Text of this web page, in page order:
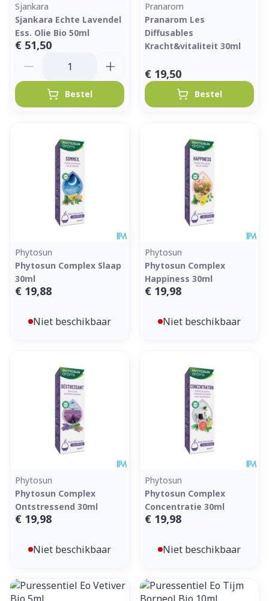
Sjankara
Sjankara Echte Lavendel
Ess. Olie Bio 50ml
€ 51,50
Bestel
Pranarom
Pranarom Les
Diffusables
Kracht&vitaliteit 30ml
€ 19,50
Bestel
Phytosun
Phytosun Complex Slaap
30ml
€ 19,88
Niet beschikbaar
Phytosun
Phytosun Complex
Happiness 30ml
€ 19,98
Niet beschikbaar
Phytosun
Phytosun Complex
Ontstressend 30ml
€ 19,98
Niet beschikbaar
Phytosun
Phytosun Complex
Concentratie 30ml
€ 19,98
Niet beschikbaar